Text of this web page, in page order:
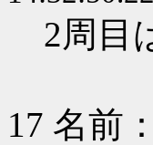
2周目
17 名前：